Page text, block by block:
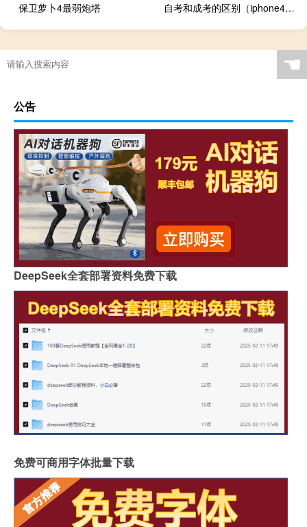
保卫萝卜4最弱炮塔
自考和成考的区别（iphone4和iphone5区别）
☚
公告
DeepSeek全套部署资料免费下载
免费可商用字体批量下载